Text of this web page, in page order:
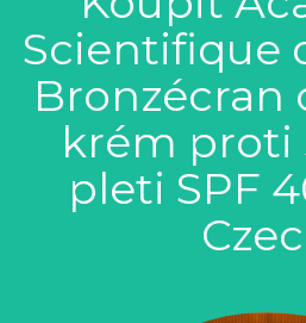
Scientifique
Bronzécran
krém proti
pleti SPF